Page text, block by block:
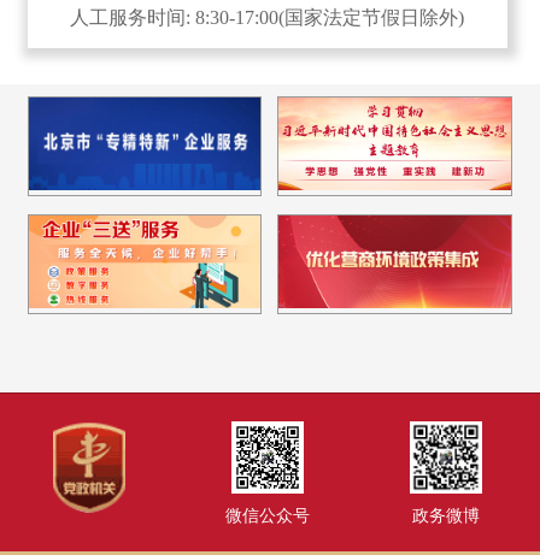
人工服务时间: 8:30-17:00(国家法定节假日除外)
微信公众号 政务微博